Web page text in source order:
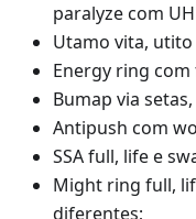
paralyze com
Utamo vita,
Energy ring
Bumap via
Antipush com
SSA full, life e
Might ring full,
diferentes;